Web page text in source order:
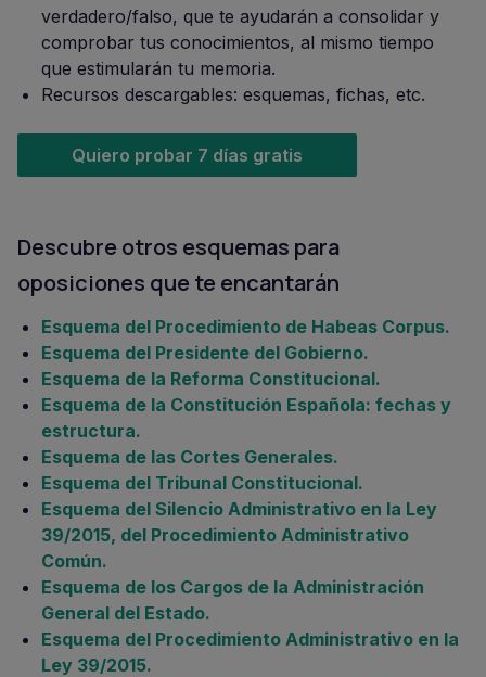
verdadero/falso, que te ayudarán a consolidar y
comprobar tus conocimientos, al mismo tiempo
que estimularán tu memoria.
Recursos descargables: esquemas, fichas, etc.
Quiero probar 7 días gratis
Descubre otros esquemas para
oposiciones que te encantarán
Esquema del Procedimiento de Habeas Corpus.
Esquema del Presidente del Gobierno.
Esquema de la Reforma Constitucional.
Esquema de la Constitución Española: fechas y
estructura.
Esquema de las Cortes Generales.
Esquema del Tribunal Constitucional.
Esquema del Silencio Administrativo en la Ley
39/2015, del Procedimiento Administrativo
Común.
Esquema de los Cargos de la Administración
General del Estado.
Esquema del Procedimiento Administrativo en la
Ley 39/2015.